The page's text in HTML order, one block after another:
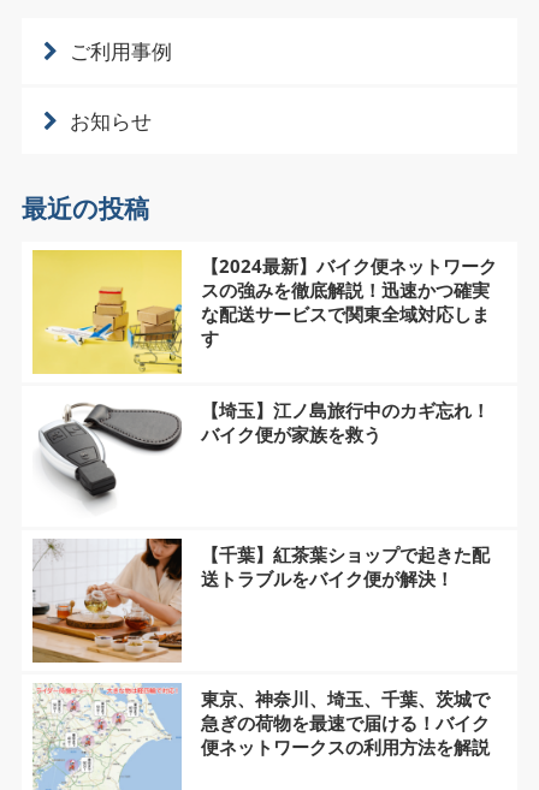
ご利用事例
お知らせ
最近の投稿
【2024最新】バイク便ネットワーク
スの強みを徹底解説！迅速かつ確実
な配送サービスで関東全域対応しま
す
【埼玉】江ノ島旅行中のカギ忘れ！
バイク便が家族を救う
【千葉】紅茶葉ショップで起きた配
送トラブルをバイク便が解決！
東京、神奈川、埼玉、千葉、茨城で
急ぎの荷物を最速で届ける！バイク
便ネットワークスの利用方法を解説